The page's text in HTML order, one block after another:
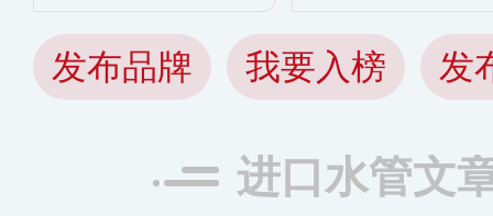
发布品牌 我要入榜 发
进口水管文